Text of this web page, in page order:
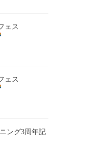
ェス
ェス
ング3周年記